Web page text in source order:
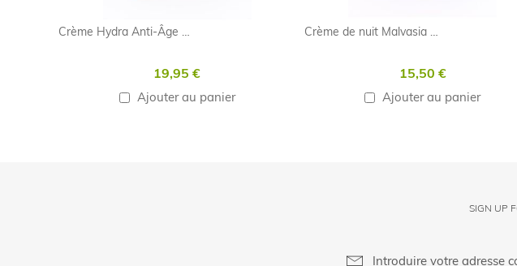
Crème Hydra Anti-Âge Malvasia Volcanica - 200ml
19,95 €
Ajouter au panier
Crème de nuit Malvasia Volcanica
15,50 €
Ajouter au panier
SIGN UP